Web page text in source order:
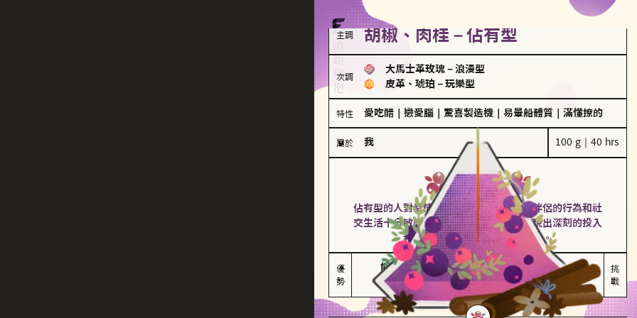
主調 胡椒、肉桂－佔有型
次調
大馬士革玫瑰 － 浪漫型
皮革、琥珀 － 玩樂型
特性 愛吃醋 戀愛腦 驚喜製造機 易暈船體質 滿懂撩的
屬於 我 100 g｜40 hrs
佔有型
胡椒、肉桂
佔有型的人對愛情有強烈的保護欲，對於伴侶的行為和社
交生活十分敏感、容易吃醋。在關係中展現出深刻的投入
和激情，但也可能讓人感到窒息。
優
勢
能建立緊密關係
積極維繫關係熱度
嫉妒心較強
可能出現控制欲
挑
戰